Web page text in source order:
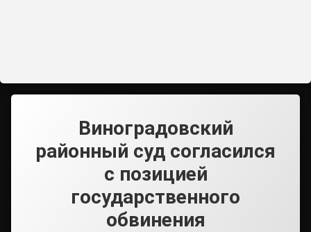
Виноградовский
районный суд согласился
с позицией
государственного
обвинения